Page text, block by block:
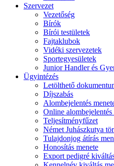
Szervezet
Vezetőség
Bírók
Bírói testületek
Fajtaklubok
Vidéki szervezetek
Sportegyesületek
Junior Handler és
Ügyintézés
Letölthető
Díjszabás
Alombejelentés
Online alombejelentés
Teljesítményfűzet
Német Juhászkutya
Tulajdonjog átírás
Honosítás menete
Export pedigré